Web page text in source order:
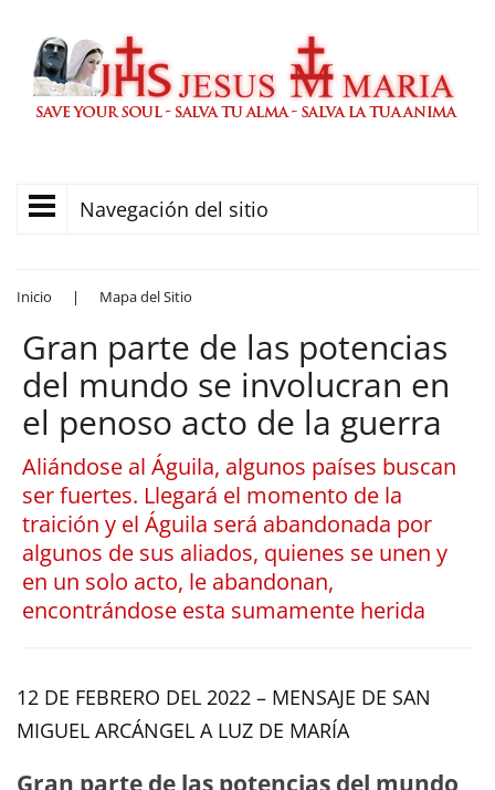
Navegación del sitio
Inicio | Mapa del Sitio
Gran parte de las potencias
del mundo se involucran en
el penoso acto de la guerra
Aliándose al Águila, algunos países buscan
ser fuertes. Llegará el momento de la
traición y el Águila será abandonada por
algunos de sus aliados, quienes se unen y
en un solo acto, le abandonan,
encontrándose esta sumamente herida
12 DE FEBRERO DEL 2022 – MENSAJE DE SAN
MIGUEL ARCÁNGEL A LUZ DE MARÍA
Gran parte de las potencias del mundo